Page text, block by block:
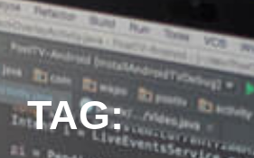
TAG: